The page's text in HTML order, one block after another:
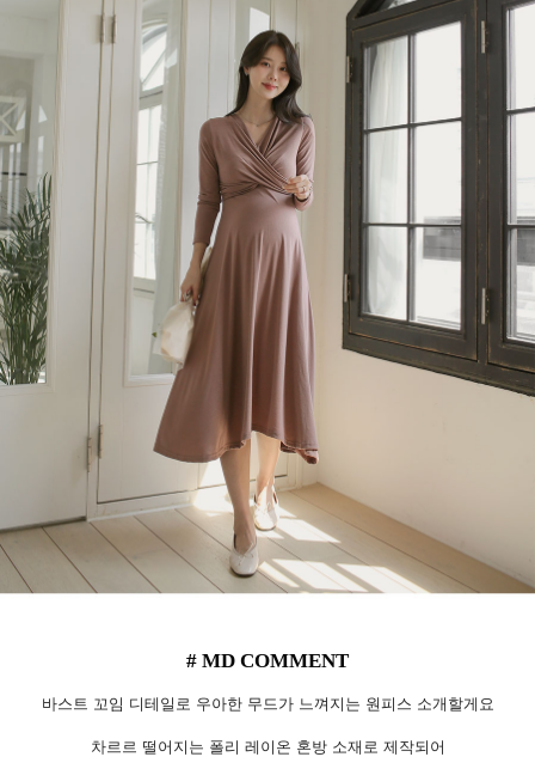
# MD COMMENT
바스트 꼬임 디테일로 우아한 무드가 느껴지는 원피스 소개할게요
차르르 떨어지는 폴리 레이온 혼방 소재로 제작되어